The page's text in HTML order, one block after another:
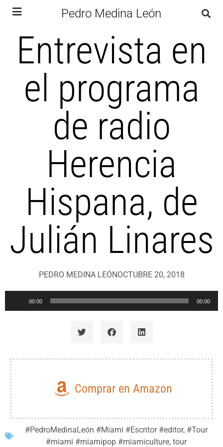
Pedro Medina León
Entrevista en
el programa
de radio
Herencia
Hispana, de
Julián Linares
PEDRO MEDINA LEÓNOCTUBRE 20, 2018
Reproductor
de
00:00 00:00
Comprar en Amazon
#PedroMedinaLeón #Miami #Escritor #editor, #Tour
#miami #miamipop #miamiculture, tour